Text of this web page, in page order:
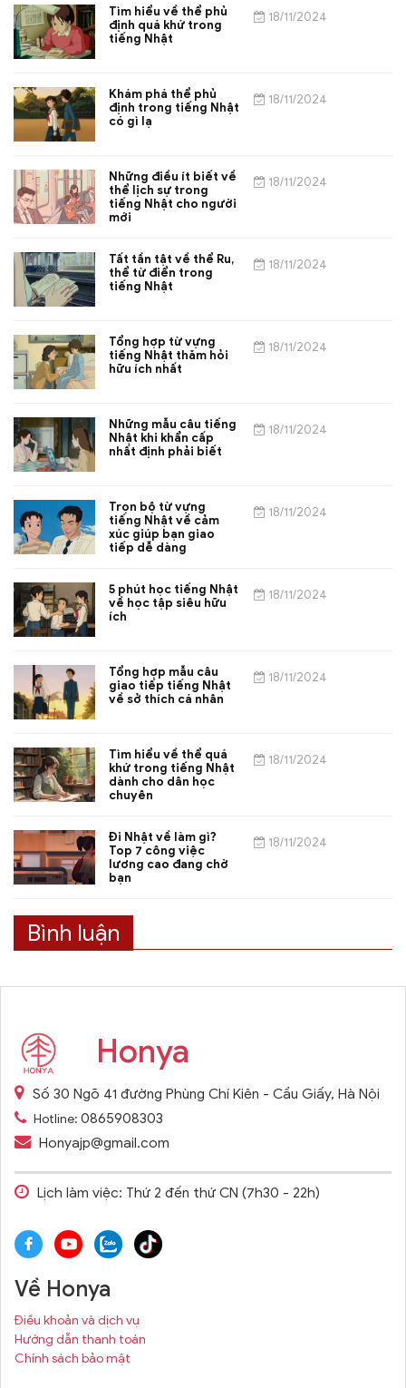
Tìm hiểu về thể phủ
định quá khứ trong
tiếng Nhật
18/11/2024
Khám phá thể phủ
định trong tiếng Nhật
có gì lạ
18/11/2024
Những điều ít biết về
thể lịch sự trong
tiếng Nhật cho người
mới
18/11/2024
Tất tần tật về thể Ru,
thể từ điển trong
tiếng Nhật
18/11/2024
Tổng hợp từ vựng
tiếng Nhật thăm hỏi
hữu ích nhất
18/11/2024
Những mẫu câu tiếng
Nhật khi khẩn cấp
nhất định phải biết
18/11/2024
Trọn bộ từ vựng
tiếng Nhật về cảm
xúc giúp bạn giao
tiếp dễ dàng
18/11/2024
5 phút học tiếng Nhật
về học tập siêu hữu
ích
18/11/2024
Tổng hợp mẫu câu
giao tiếp tiếng Nhật
về sở thích cá nhân
18/11/2024
Tìm hiểu về thể quá
khứ trong tiếng Nhật
dành cho dân học
chuyên
18/11/2024
Đi Nhật về làm gì?
Top 7 công việc
lương cao đang chờ
bạn
18/11/2024
Bình luận
Honya
Số 30 Ngõ 41 đường Phùng Chí Kiên - Cầu Giấy, Hà Nội
Hotline: 0865908303
Honyajp@gmail.com
Lịch làm việc: Thứ 2 đến thứ CN (7h30 - 22h)
Về Honya
Điều khoản và dịch vụ
Hướng dẫn thanh toán
Chính sách bảo mật